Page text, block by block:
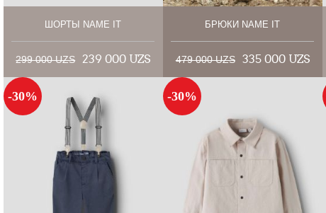
ШОРТЫ NAME IT
299 000 UZS 239 000 UZS
БРЮКИ NAME IT
479 000 UZS 335 000 UZS
-30% -30%